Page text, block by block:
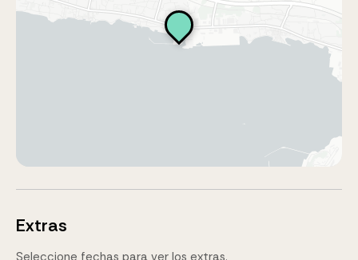
Extras
Seleccione fechas para ver los extras.